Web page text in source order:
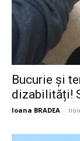
Bucurie și
dizabilități!
Ioana BRADEA -